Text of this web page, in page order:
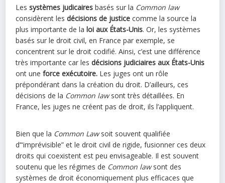
Lessystèmes judicaires basés sur la Common law
considèrent lesdécisions de justicecomme la source la
plus importante de la loi aux États-Unis. Or, les systèmes
basés sur le droit civil, en France par exemple, se
concentrent sur le droit codifié. Ainsi, c’est une différence
très importante car lesdécisions judiciaires aux États-Unis
ont uneforce exécutoire. Les juges ont un rôle
prépondérant dans la création du droit. D’ailleurs, ces
décisions de la Common lawsont très détaillées. En
France, les juges ne créent pas de droit, ils l’appliquent.
Bien que la Common Lawsoit souvent qualifiée
d’“imprévisible” et le droit civil de rigide, fusionner ces deux
droits qui coexistent est peu envisageable. Il est souvent
soutenu que les régimes de Common lawsont des
systèmes de droit économiquement plus efficaces que